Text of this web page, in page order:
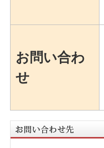
お問い合わ
せ